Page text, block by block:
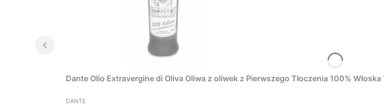
Dante Olio Extravergine di Oliva Oliwa z oliwek z Pierwszego Tłoczenia 100% Włoska
PRODUCENT
DANTE